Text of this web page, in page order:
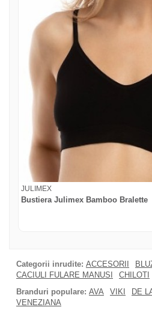
JULIMEX
Bustiera Julimex Bamboo Bralette
Categorii inrudite: ACCESORII
CACIULI FULARE MANUSI
CHILOTI
Branduri populare: AVA VIKI DE
VENEZIANA